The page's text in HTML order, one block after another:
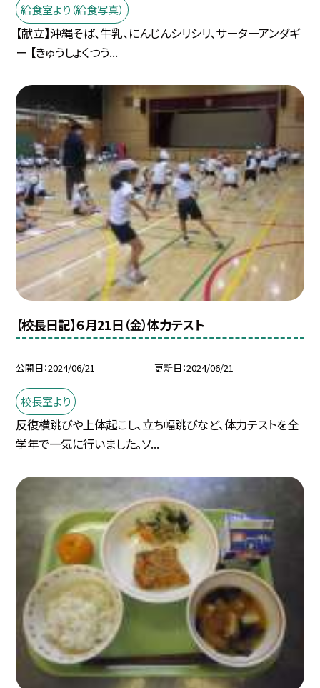
給食室より（給食写真）
【献立】沖縄そば、牛乳、にんじんシリシリ、サーターアンダギ
ー 【きゅうしょくつう...
【校長日記】６月21日（金）体力テスト
公開日 2024/06/21 更新日 2024/06/21
校長室より
反復横跳びや上体起こし、立ち幅跳びなど、体力テストを全
学年で一気に行いました。ソ...